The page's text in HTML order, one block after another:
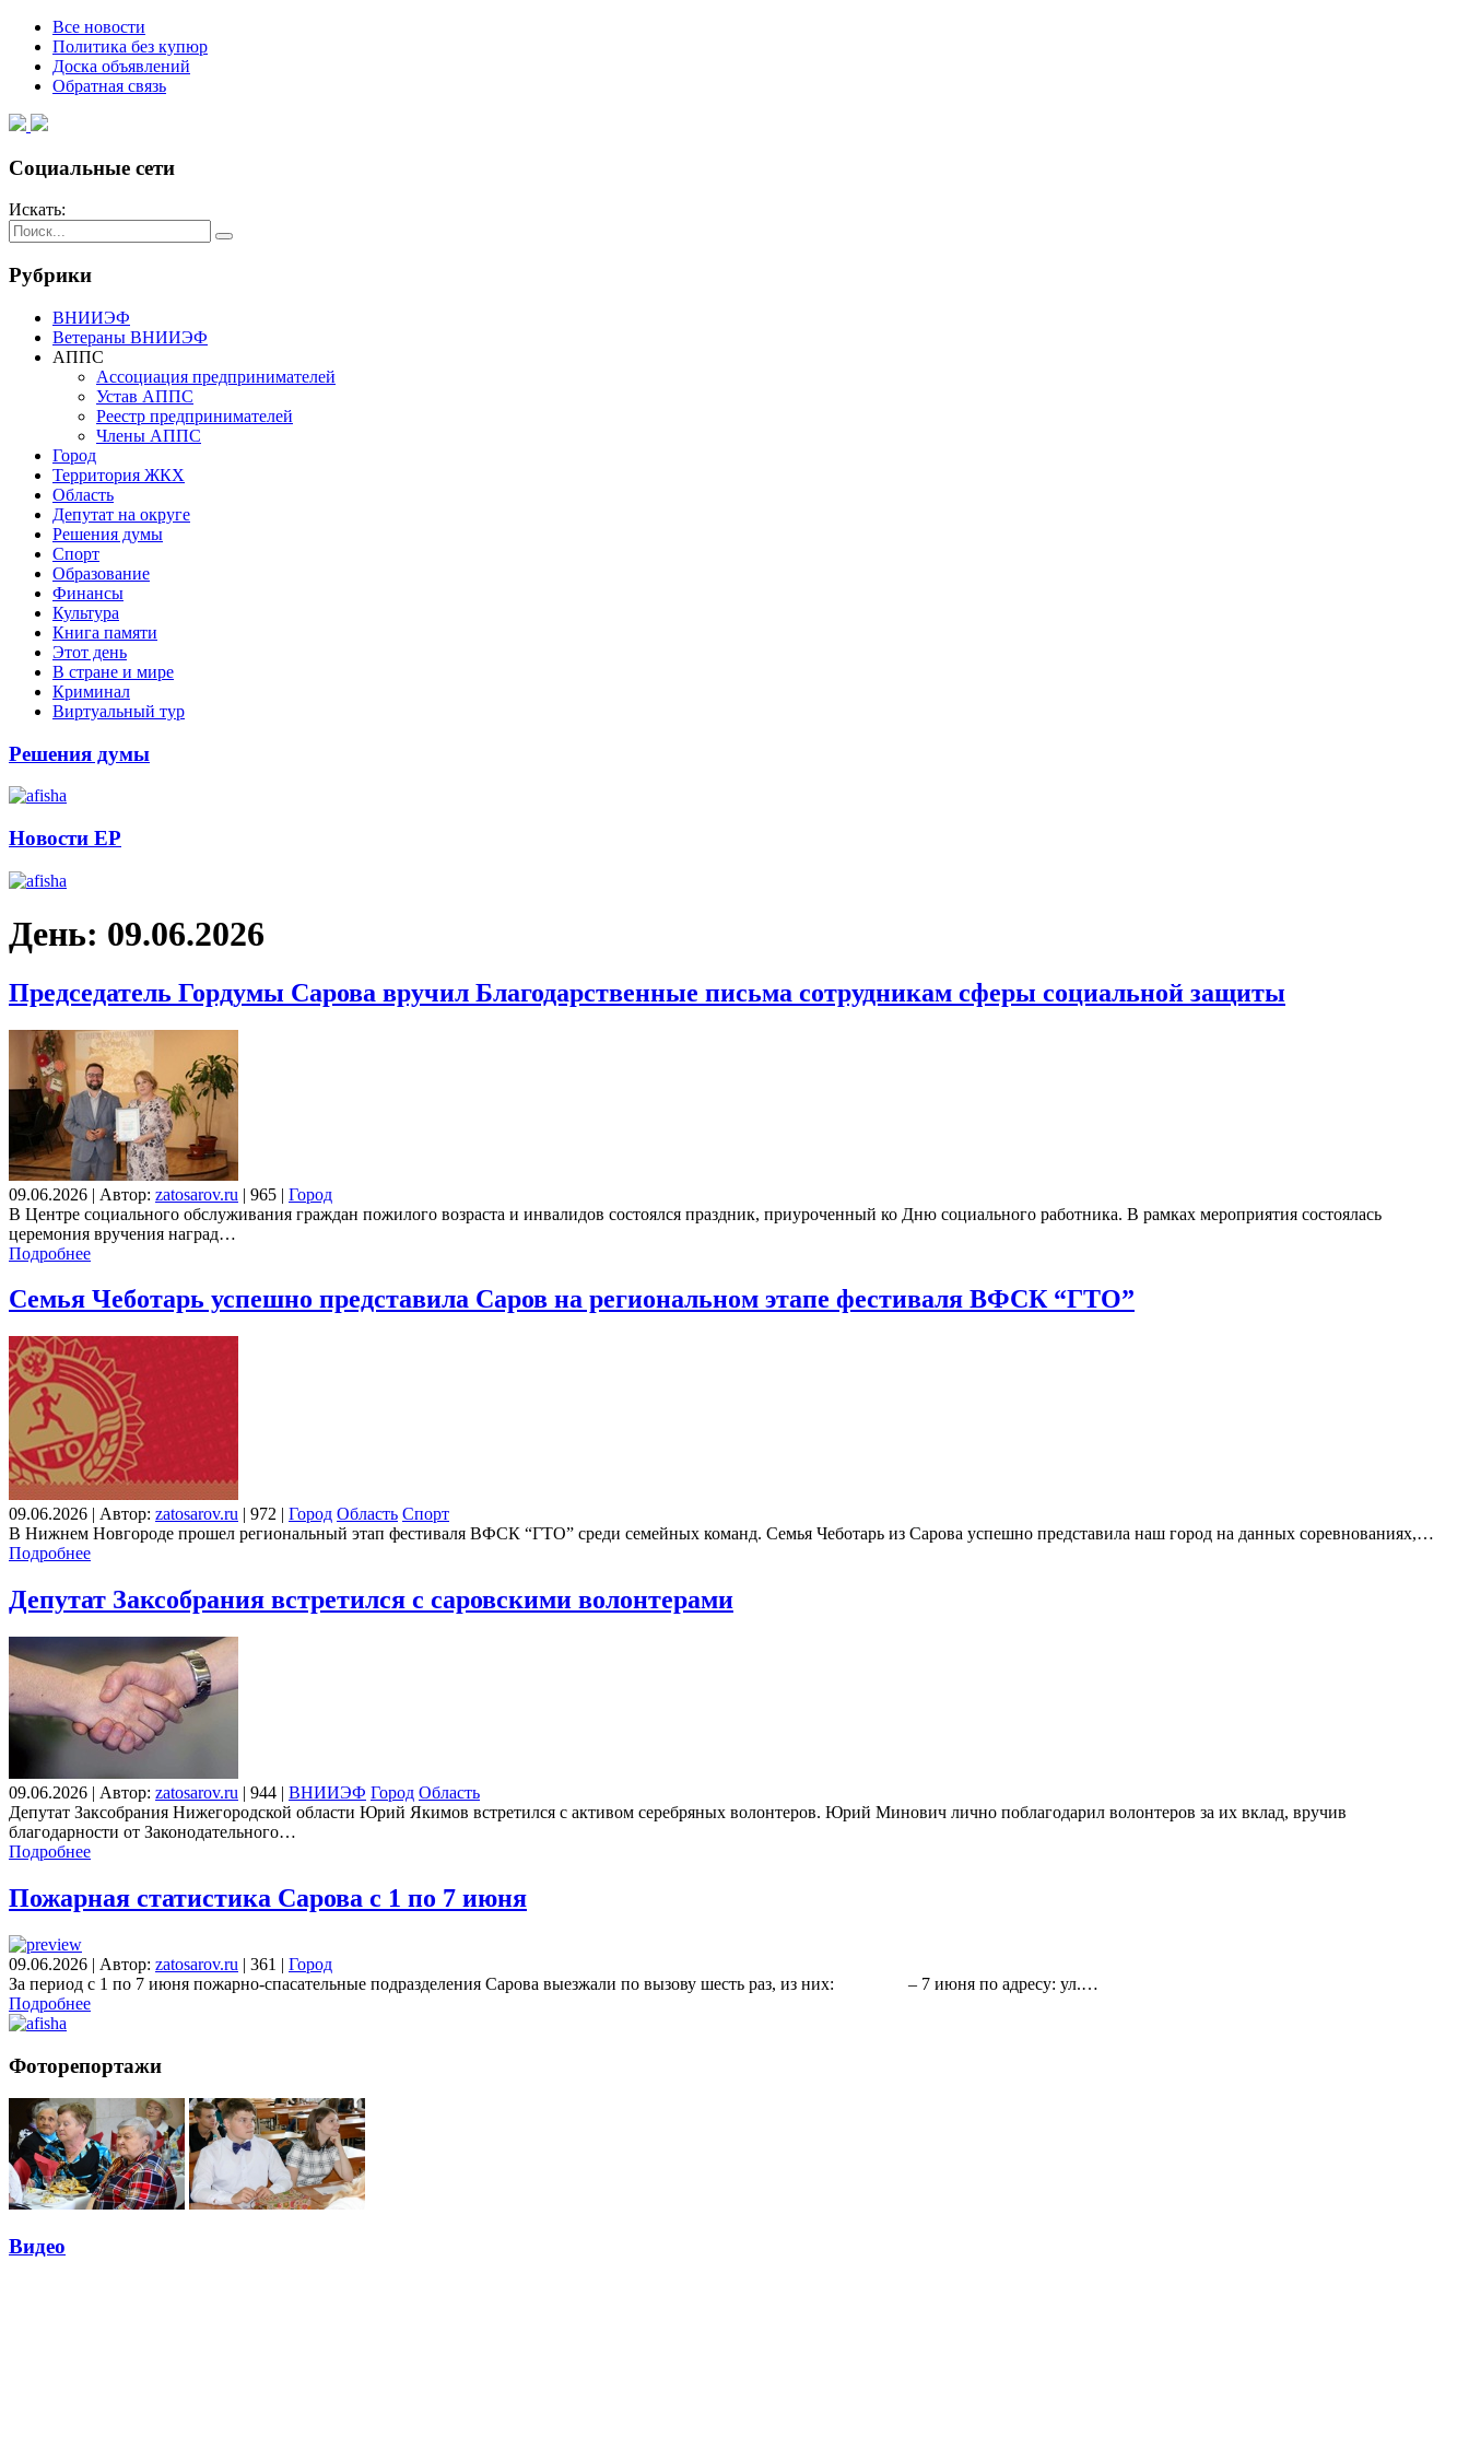
Все новости
Политика без купюр
Доска объявлений
Обратная связь
Социальные сети
Искать:
Рубрики
ВНИИЭФ
Ветераны ВНИИЭФ
АППС
Ассоциация предпринимателей
Устав АППС
Реестр предпринимателей
Члены АППС
Город
Территория ЖКХ
Область
Депутат на округе
Решения думы
Спорт
Образование
Финансы
Культура
Книга памяти
Этот день
В стране и мире
Криминал
Виртуальный тур
Решения думы
Новости ЕР
День: 09.06.2026
Председатель Гордумы Сарова вручил Благодарственные письма сотрудникам сферы социальной защиты
09.06.2026 | Автор: zatosarov.ru | 965 | Город
В Центре социального обслуживания граждан пожилого возраста и инвалидов состоялся праздник, приуроченный ко Дню социального работника. В рамках мероприятия состоялась
церемония вручения наград…
Подробнее
Семья Чеботарь успешно представила Саров на региональном этапе фестиваля ВФСК “ГТО”
09.06.2026 | Автор: zatosarov.ru | 972 | Город Область Спорт
В Нижнем Новгороде прошел региональный этап фестиваля ВФСК “ГТО” среди семейных команд. Семья Чеботарь из Сарова успешно представила наш город на данных соревнованиях,…
Подробнее
Депутат Заксобрания встретился с саровскими волонтерами
09.06.2026 | Автор: zatosarov.ru | 944 | ВНИИЭФ Город Область
Депутат Заксобрания Нижегородской области Юрий Якимов встретился с активом серебряных волонтеров. Юрий Минович лично поблагодарил волонтеров за их вклад, вручив
благодарности от Законодательного…
Подробнее
Пожарная статистика Сарова с 1 по 7 июня
09.06.2026 | Автор: zatosarov.ru | 361 | Город
За период с 1 по 7 июня пожарно-спасательные подразделения Сарова выезжали по вызову шесть раз, из них: – 7 июня по адресу: ул.…
Подробнее
Фоторепортажи
Видео